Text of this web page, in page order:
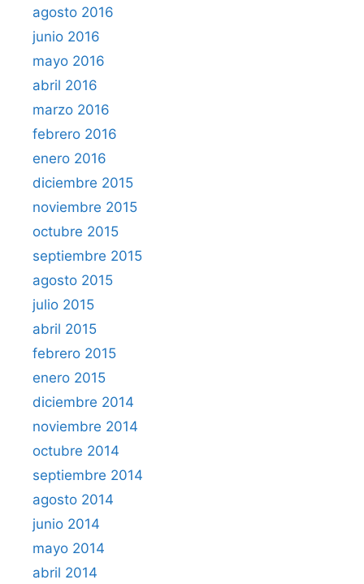
agosto 2016
junio 2016
mayo 2016
abril 2016
marzo 2016
febrero 2016
enero 2016
diciembre 2015
noviembre 2015
octubre 2015
septiembre 2015
agosto 2015
julio 2015
abril 2015
febrero 2015
enero 2015
diciembre 2014
noviembre 2014
octubre 2014
septiembre 2014
agosto 2014
junio 2014
mayo 2014
abril 2014